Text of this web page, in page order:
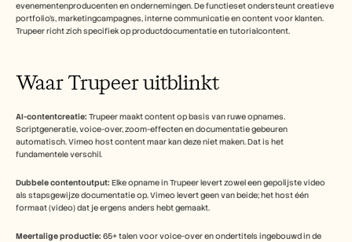
evenementenproducenten en ondernemingen. De functieset ondersteunt creatieve
portfolio's, marketingcampagnes, interne communicatie en content voor klanten.
Trupeer richt zich specifiek op productdocumentatie en tutorialcontent.
Waar Trupeer uitblinkt
AI-contentcreatie: Trupeer maakt content op basis van ruwe opnames.
Scriptgeneratie, voice-over, zoom-effecten en documentatie gebeuren
automatisch. Vimeo host content maar kan deze niet maken. Dat is het
fundamentele verschil.
Dubbele contentoutput: Elke opname in Trupeer levert zowel een gepolijste video
als stapsgewijze documentatie op. Vimeo levert geen van beide; het host één
formaat (video) dat je ergens anders hebt gemaakt.
Meertalige productie: 65+ talen voor voice-over en ondertitels ingebouwd in de